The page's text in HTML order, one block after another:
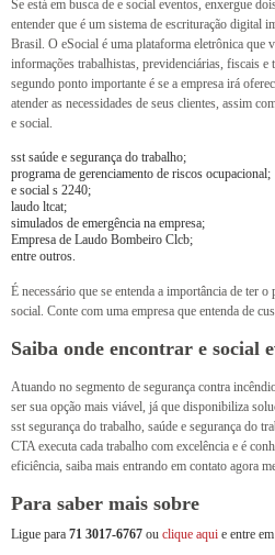
Se está em busca de e social eventos, enxergue
entender que é um sistema de escrituração digital
Brasil. O eSocial é uma plataforma eletrônica
informações trabalhistas, previdenciárias, fiscais e
segundo ponto importante é se a empresa irá
atender as necessidades de seus clientes, assim
e social.
sst saúde e segurança do trabalho;
programa de gerenciamento de riscos ocupacional;
e social s 2240;
laudo ltcat;
simulados de emergência na empresa;
Empresa de Laudo Bombeiro Clcb;
entre outros.
É necessário que se entenda a importância de ter
social. Conte com uma empresa que entenda de
Saiba onde encontrar e social
Atuando no segmento de segurança contra
ser sua opção mais viável, já que disponibiliza
sst segurança do trabalho, saúde e segurança do
CTA executa cada trabalho com excelência e é
eficiência, saiba mais entrando em contato agora
Para saber mais sobre
Ligue para 71 3017-6767 ou clique aqui e entre